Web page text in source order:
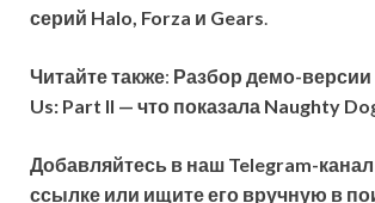
серий Halo, Forza и Gears.
Читайте также: Разбор демо-версии
Us: Part II — что показала Naughty
Добавляйтесь в наш Telegram-
ссылке или ищите его вручную в